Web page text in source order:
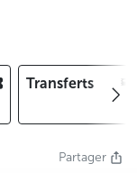
Transferts
Partager